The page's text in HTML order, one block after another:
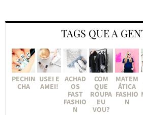
TAGS QUE A
PECHIN
CHA
USEI E
AMEI!
ACHAD
OS
FAST
FASHIO
N
COM
QUE
ROUPA
EU
VOU?
MATEM
ÁTICA
FASHIO
N